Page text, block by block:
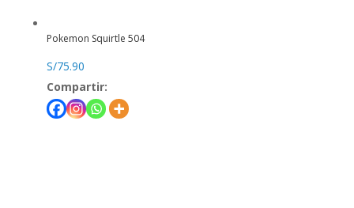
Pokemon Squirtle 504
S/75.90
Compartir: